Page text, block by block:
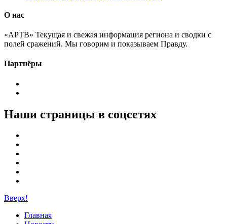
О нас
«АРТВ» Текущая и свежая информация региона и сводки с
полей сражений. Мы говорим и показываем Правду.
Партнёры
Наши страницы в соцсетях
Вверх!
Главная